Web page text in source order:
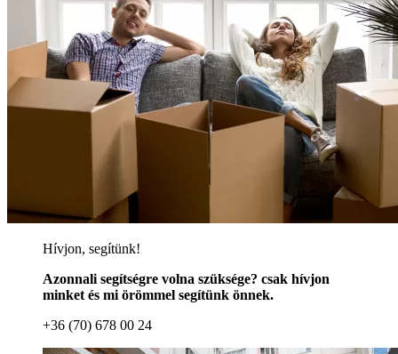
Hívjon, segítünk!
Azonnali segítségre volna szüksége? csak hívjon
minket és mi örömmel segítünk önnek.
+36 (70) 678 00 24